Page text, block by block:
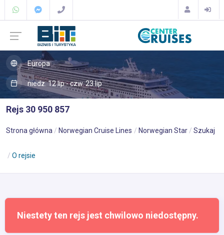
Europa
niedz. 12 lip - czw. 23 lip
Rejs 30 950 857
Strona główna Norwegian Cruise Lines Norwegian Star Szukaj
O rejsie
Niestety ten rejs jest chwilowo niedostępny.